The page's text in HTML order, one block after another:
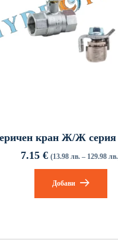
кран Ж/Ж
7.15 € (13.98 лв. – 129.98
Добави